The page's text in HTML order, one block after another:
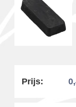
Prijs: